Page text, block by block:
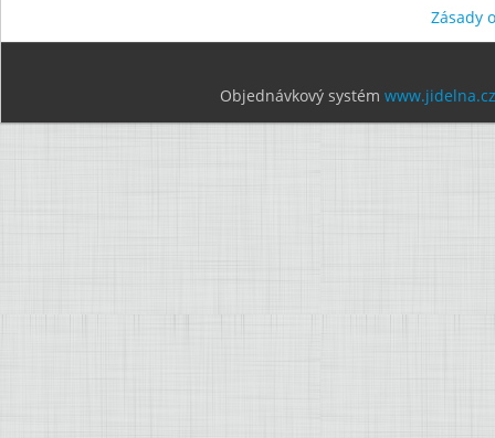
Zásady
Objednávkový systém www.jidelna.cz